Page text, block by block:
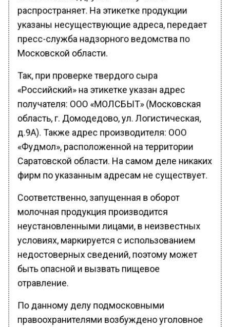
распространяет. На этикетке продукции
указаны несуществующие адреса, передает
пресс-служба надзорного ведомства по
Московской области.
Так, при проверке твердого сыра
«Российский» на этикетке указан адрес
получателя: ООО «МОЛСБЫТ» (Московская
область, г. Домодедово, ул. Логистическая,
д.9А). Также адрес производителя: ООО
«Фудмол», расположенной на территории
Саратовской области. На самом деле никаких
фирм по указанным адресам не существует.
Соответственно, запущенная в оборот
молочная продукция производится
неустановленными лицами, в неизвестных
условиях, маркируется с использованием
недостоверных сведений, поэтому может
быть опасной и вызвать пищевое
отравление.
По данному делу подмосковными
правоохранителями возбуждено уголовное